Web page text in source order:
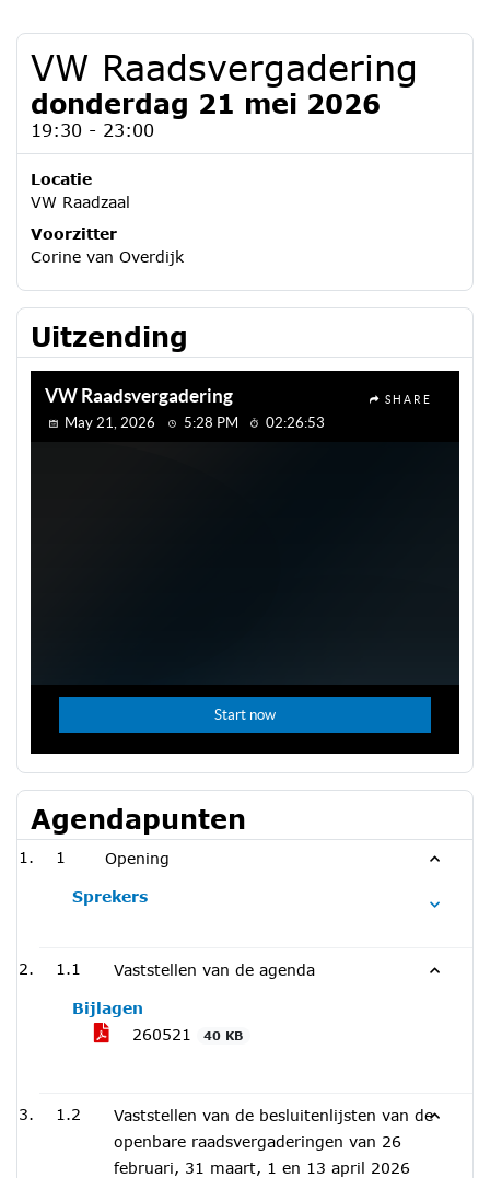
VW Raadsvergadering
donderdag 21 mei 2026
19:30 - 23:00
Locatie
VW Raadzaal
Voorzitter
Corine van Overdijk
Uitzending
Agendapunten
1 Opening
Sprekers
1.1 Vaststellen van de agenda
Bijlagen
260521
40 KB
1.2
Vaststellen van de besluitenlijsten van de
openbare raadsvergaderingen van 26
februari, 31 maart, 1 en 13 april 2026